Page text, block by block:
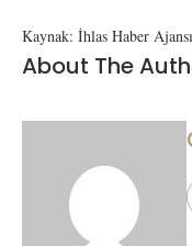
Kaynak: İhlas Haber
About The